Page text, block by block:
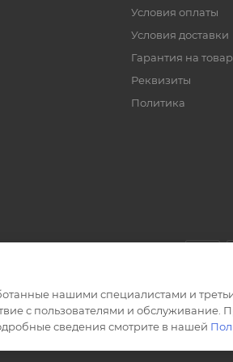
Условия оплаты
Условия доставки
Гарантия на товар
Реквизиты
Политика
нашими специалистами и
с пользователями и
сведения смотрите в нашей